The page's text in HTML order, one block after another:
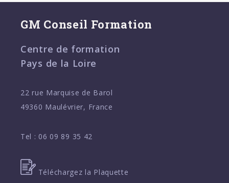
GM Conseil Formation
Centre de formation
Pays de la Loire
22 rue Marquise de Barol
49360 Maulévrier, France
Tel : 06 09 89 35 42
Téléchargez la Plaquette